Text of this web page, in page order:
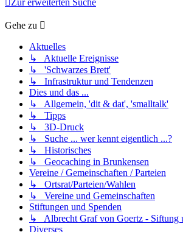
Zur erweiterten Suche
Gehe zu
Aktuelles
↳ Aktuelle Ereignisse
↳ 'Schwarzes Brett'
↳ Infrastruktur und Tendenzen
Dies und das ...
↳ Allgemein, 'dit & dat', 'smalltalk'
↳ Tipps
↳ 3D-Druck
↳ Suche ... wer kennt eigentlich ...?
↳ Historisches
↳ Geocaching in Brunkensen
Vereine / Gemeinschaften / Parteien
↳ Ortsrat/Parteien/Wahlen
↳ Vereine und Gemeinschaften
Stiftungen und Spenden
↳ Albrecht Graf von Goertz - Siftung
Diverses